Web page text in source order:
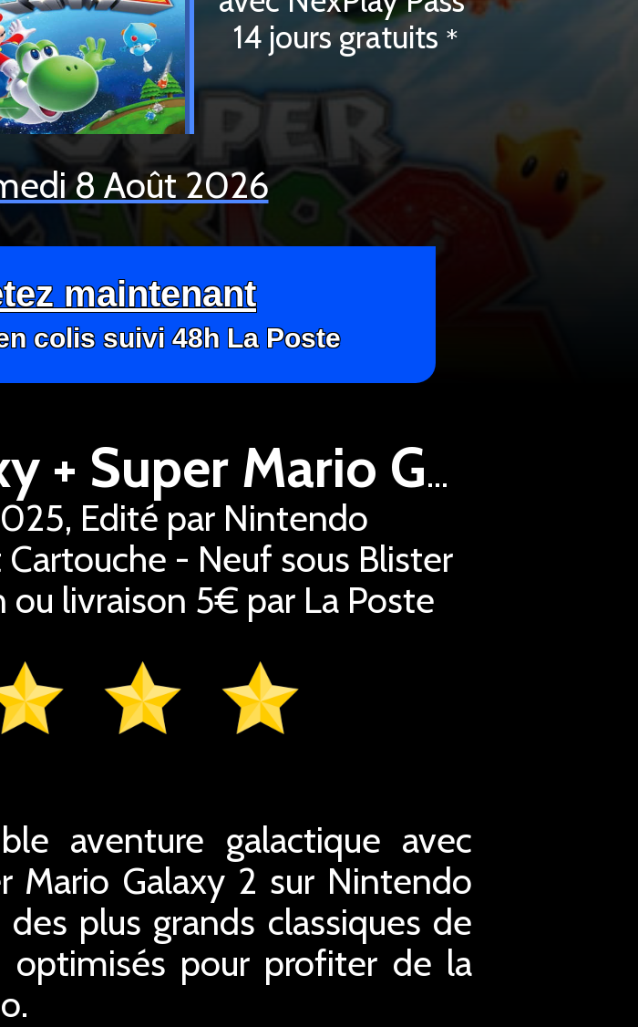
14 jours gratuits *
8 Août 2026
maintenant
colis suivi 48h La Poste
Super Mario Galaxy + Super Mario Galaxy 2 Switch
Edité par Nintendo
- Neuf sous Blister
livraison 5€ par La Poste
aventure galactique avec
Mario Galaxy 2 sur Nintendo
plus grands classiques de
optimisés pour profiter de la